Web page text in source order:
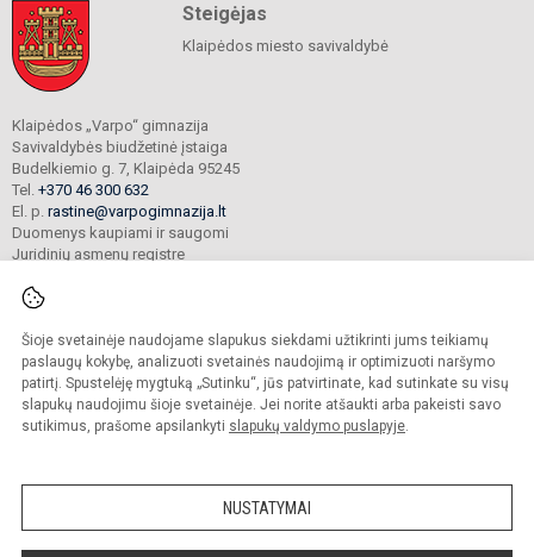
Šioje svetainėje naudojame slapukus siekdami užtikrinti jums teikiamų
paslaugų kokybę, analizuoti svetainės naudojimą ir optimizuoti naršymo
patirtį. Spustelėję mygtuką „Sutinku“, jūs patvirtinate, kad sutinkate su visų
slapukų naudojimu šioje svetainėje. Jei norite atšaukti arba pakeisti savo
sutikimus, prašome apsilankyti slapukų valdymo puslapyje.
NUSTATYMAI
Steigėjas
Klaipėdos miesto savivaldybė
Klaipėdos „Varpo“ gimnazija
Savivaldybės biudžetinė įstaiga
Budelkiemio g. 7, Klaipėda 95245
Tel. +370 46 300 632
El. p. rastine@varpogimnazija.lt
Duomenys kaupiami ir saugomi
Juridinių asmenų registre
© 2025. Klaipėdos „Varpo“ gimnazija. Visos teisės saugomos.
Kopijuoti turinį be raštiško įstaigos administracijos sutikimo griežtai draudžiama.
Prieinamumo paraiška Slapukų valdymas